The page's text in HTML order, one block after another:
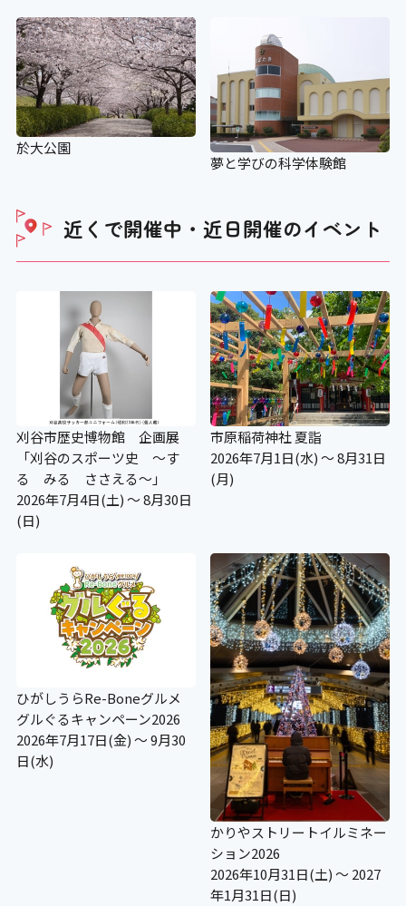
於大公園
夢と学びの科学体験館
近くで開催中・近日開催のイベント
刈谷市歴史博物館 企画展
「刈谷のスポーツ史 ～す
る みる ささえる～」
2026年7月4日(土) ～ 8月30日
(日)
市原稲荷神社 夏詣
2026年7月1日(水) ～ 8月31日
(月)
ひがしうらRe-Boneグルメ
グルぐるキャンペーン2026
2026年7月17日(金) ～ 9月30
日(水)
かりやストリートイルミネー
ション2026
2026年10月31日(土) ～ 2027
年1月31日(日)